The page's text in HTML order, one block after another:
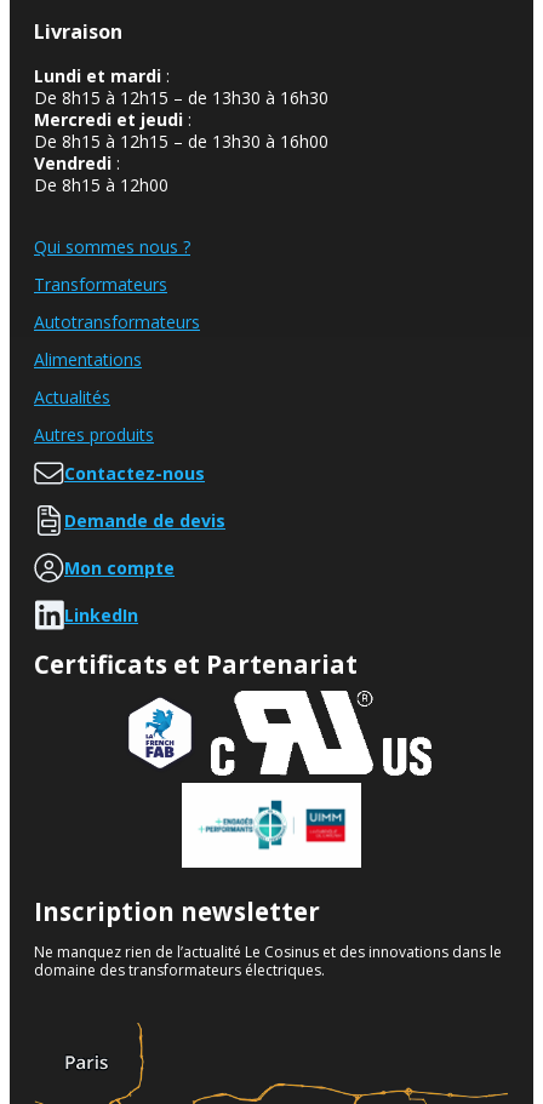
Livraison
Lundi et mardi :
De 8h15 à 12h15 – de 13h30 à 16h30
Mercredi et jeudi :
De 8h15 à 12h15 – de 13h30 à 16h00
Vendredi :
De 8h15 à 12h00
Qui sommes nous ?
Transformateurs
Autotransformateurs
Alimentations
Actualités
Autres produits
Contactez-nous
Demande de devis
Mon compte
LinkedIn
Certificats et Partenariat
Inscription newsletter
Ne manquez rien de l’actualité Le Cosinus et des innovations dans le
domaine des transformateurs électriques.